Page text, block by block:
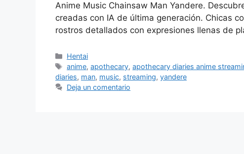
Anime Music Chainsaw Man Yandere.
creadas con IA de última generación. Chicas
rostros detallados con expresiones llenas de
Categorías
Hentai
Etiquetas
anime,apothecary,apothecary diaries anime
diaries, man, music, streaming, yandere
Deja un comentario